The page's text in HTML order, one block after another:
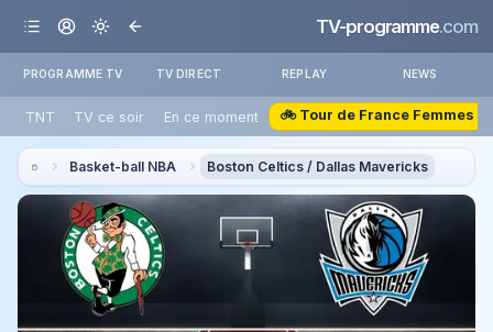
TV-programme.com
PROGRAMME TV TV DIRECT REPLAY NEWS
TNT TV ce soir En ce moment 🚲 Tour de France Femmes
Basket-ball NBA Boston Celtics / Dallas Mavericks